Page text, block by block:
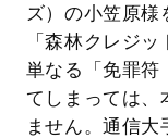
ズ）の小笠原
「森林クレジ
単なる「免罪符
てしまっては、
ません。通信